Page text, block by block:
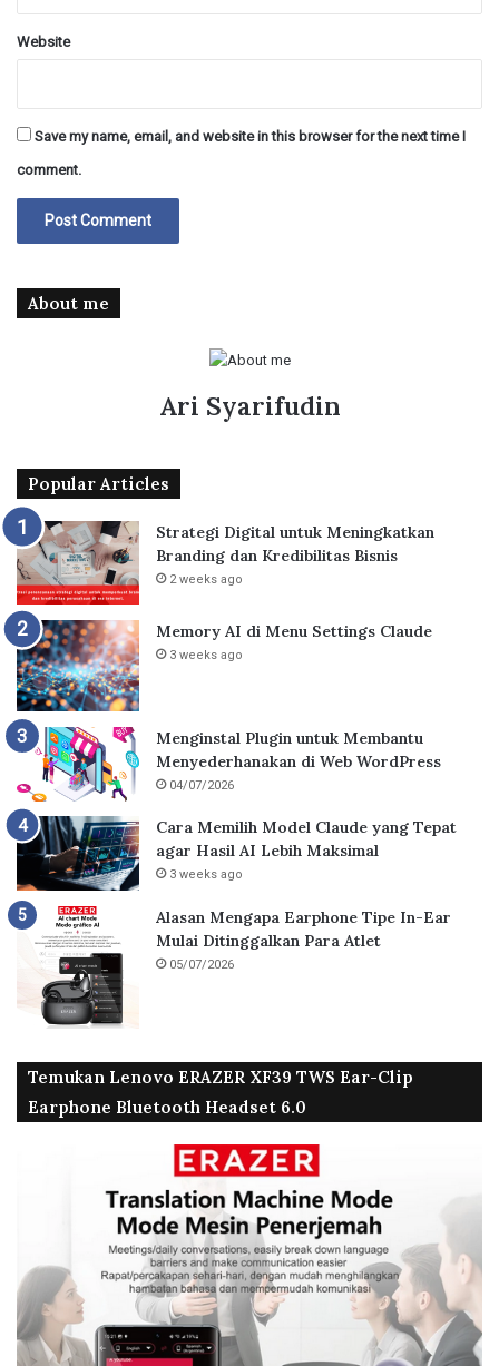
Website
Save my name, email, and website in this browser for the next time I
comment.
About me
Ari Syarifudin
Popular Articles
Strategi Digital untuk Meningkatkan
Branding dan Kredibilitas Bisnis
2 weeks ago
Memory AI di Menu Settings Claude
3 weeks ago
Menginstal Plugin untuk Membantu
Menyederhanakan di Web WordPress
04/07/2026
Cara Memilih Model Claude yang Tepat
agar Hasil AI Lebih Maksimal
3 weeks ago
Alasan Mengapa Earphone Tipe In-Ear
Mulai Ditinggalkan Para Atlet
05/07/2026
Temukan Lenovo ERAZER XF39 TWS Ear-Clip
Earphone Bluetooth Headset 6.0